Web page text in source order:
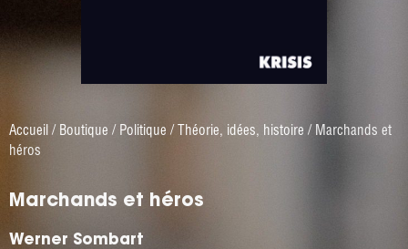
Accueil / Boutique / Politique /Théorie, idées, histoire / Marchands et
héros
Marchands et héros
Werner Sombart